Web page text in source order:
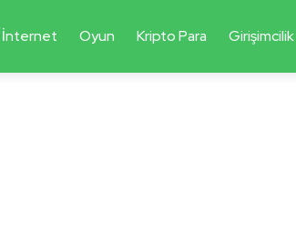
İnternet Oyun Kripto Para Girişimcilik